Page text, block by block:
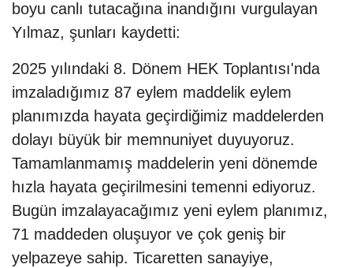
boyu canlı tutacağına inandığını vurgulayan
Yılmaz, şunları kaydetti:
2025 yılındaki 8. Dönem HEK Toplantısı'nda
imzaladığımız 87 eylem maddelik eylem
planımızda hayata geçirdiğimiz maddelerden
dolayı büyük bir memnuniyet duyuyoruz.
Tamamlanmamış maddelerin yeni dönemde
hızla hayata geçirilmesini temenni ediyoruz.
Bugün imzalayacağımız yeni eylem planımız,
71 maddeden oluşuyor ve çok geniş bir
yelpazeye sahip. Ticaretten sanayiye,